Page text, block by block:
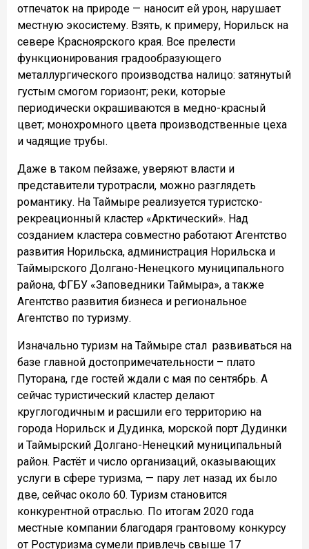
отпечаток на природе — наносит ей урон, нарушает
местную экосистему. Взять, к примеру, Норильск на
севере Красноярского края. Все прелести
функционирования градообразующего
металлургического производства налицо: затянутый
густым смогом горизонт; реки, которые
периодически окрашиваются в медно-красный
цвет; монохромного цвета производственные цеха
и чадящие трубы.
Даже в таком пейзаже, уверяют власти и
представители туротрасли, можно разглядеть
романтику. На Таймыре реализуется туристско-
рекреационный кластер «Арктический». Над
созданием кластера совместно работают Агентство
развития Норильска, администрация Норильска и
Таймырского Долгано-Ненецкого муниципального
района, ФГБУ «Заповедники Таймыра», а также
Агентство развития бизнеса и региональное
Агентство по туризму.
Изначально туризм на Таймыре стал развиваться на
базе главной достопримечательности – плато
Путорана, где гостей ждали с мая по сентябрь. А
сейчас туристический кластер делают
круглогодичным и расшили его территорию на
города Норильск и Дудинка, морской порт Дудинки
и Таймырский Долгано-Ненецкий муниципальный
район. Растёт и число организаций, оказывающих
услуги в сфере туризма, — пару лет назад их было
две, сейчас около 60. Туризм становится
конкурентной отраслью. По итогам 2020 года
местные компании благодаря грантовому конкурсу
от Ростуризма сумели привлечь свыше 17